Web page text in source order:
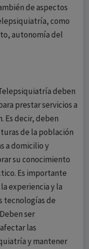
de aspectos
como
autonomía del
deben
prestar servicios a
Es decir, deben
de la población
a domicilio y
su conocimiento
Es importante
experiencia y la
tecnologías de
ser
las
y mantener